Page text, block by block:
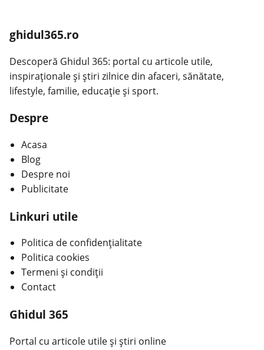
ghidul365.ro
Descoperă Ghidul 365: portal cu articole utile,
inspiraționale și știri zilnice din afaceri, sănătate,
lifestyle, familie, educație și sport.
Despre
Acasa
Blog
Despre noi
Publicitate
Linkuri utile
Politica de confidențialitate
Politica cookies
Termeni și condiții
Contact
Ghidul 365
Portal cu articole utile și știri online